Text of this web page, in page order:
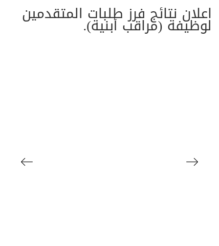
اعلان نتائج فرز طلبات المتقدمين
لوظيفة (مراقب أبنية).